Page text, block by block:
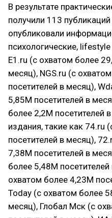
В результате
получили 113
опубликовали
психологические,
E1.ru (с охватом более
месяц), NGS.ru (с
посетителей в месяц),
5,85М посетителей в
более 2,2М посетителей
издания, такие как 74.ru
посетителей в месяц),
7,38М посетителей в
более 5,48М посетителей
охватом более 4,23М
Today (с охватом более
месяц), Глобал Мск (с